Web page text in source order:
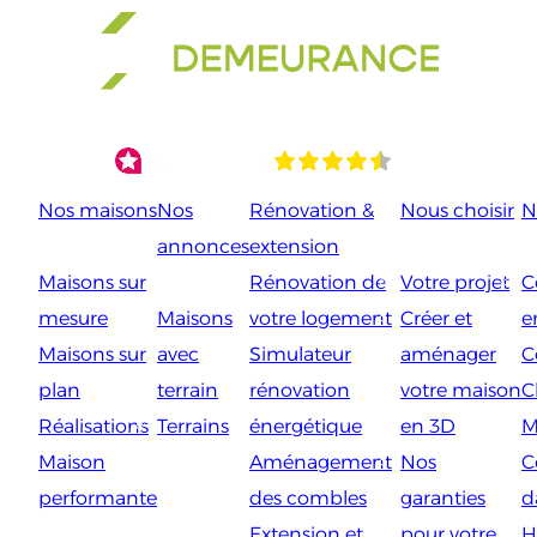
Nos maisons
Maisons sur
mesure
Maisons sur
plan
Réalisations
Maison
performante
Nos
annonces
Maisons
avec
terrain
Terrains
Rénovation &
extension
Rénovation de
votre logement
Simulateur
rénovation
énergétique
Aménagement
des combles
Nous choisir
Votre projet
Créer et
aménager
votre maison
en 3D
Nos
garanties